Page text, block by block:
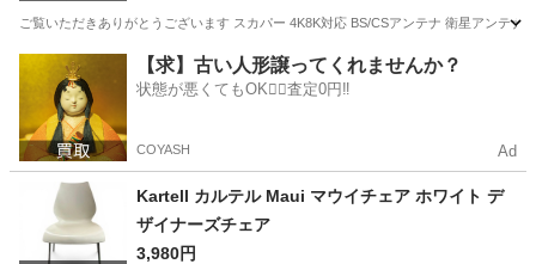
ご覧いただきありがとうございます スカパー 4K8K対応 BS/CSアンテナ 衛星アンテ
二本松駅 テレビ スカパー
【求】古い人形譲ってくれませんか？
状態が悪くてもOK🙆‍♀️査定0円‼️
COYASH Ad
Kartell カルテル Maui マウイチェア ホワイト デ
ザイナーズチェア
3,980円